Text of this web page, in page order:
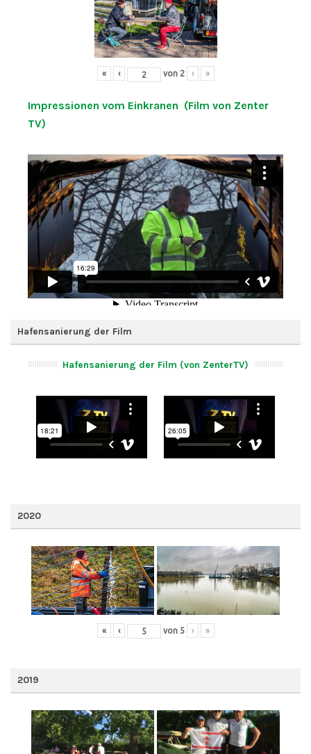
« ‹ von 2 › »
Impressionen vom Einkranen (Film von Zenter
TV)
Hafensanierung der Film
Hafensanierung der Film (von ZenterTV)
2020
« ‹ von 5 › »
2019